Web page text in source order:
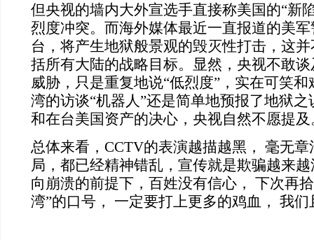
但央视的墙内大外宣选手直接称美国的“新
烈度冲突。而海外媒体最近一直报道的美
台，将产生地狱般景观的毁灭性打击，这
括所有大陆的战略目标。显然，央视不敢
威胁，只是重复地说“低烈度”，实在可笑
湾的访谈“机器人”还是简单地预报了地狱
和在台美国资产的决心，央视自然不愿提及
总体来看，CCTV的表演越描越黑， 毫无
局，都已经精神错乱，宣传就是欺骗越来
向崩溃的前提下，百姓没有信心， 下次再
湾”的口号， 一定要打上更多的鸡血， 我